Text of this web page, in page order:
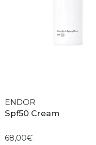
ENDOR
Spf50 Cream
68,00€